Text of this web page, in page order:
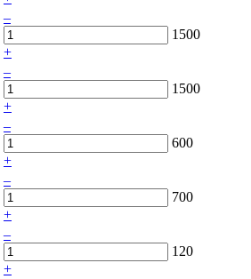
–
+
1500
–
+
1500
–
+
600
–
+
700
–
+
120